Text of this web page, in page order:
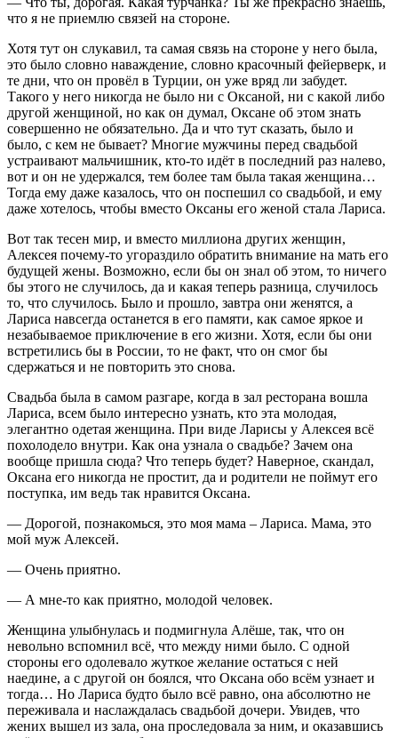
что я не приемлю связей на стороне.
Хотя тут он слукавил, та самая связь на стороне у него была,
это было словно наваждение, словно красочный фейерверк, и
те дни, что он провёл в Турции, он уже вряд ли забудет.
Такого у него никогда не было ни с Оксаной, ни с какой либо
другой женщиной, но как он думал, Оксане об этом знать
совершенно не обязательно. Да и что тут сказать, было и
было, с кем не бывает? Многие мужчины перед свадьбой
устраивают мальчишник, кто-то идёт в последний раз налево,
вот и он не удержался, тем более там была такая женщина…
Тогда ему даже казалось, что он поспешил со свадьбой, и ему
даже хотелось, чтобы вместо Оксаны его женой стала Лариса.
Вот так тесен мир, и вместо миллиона других женщин,
Алексея почему-то угораздило обратить внимание на мать его
будущей жены. Возможно, если бы он знал об этом, то ничего
бы этого не случилось, да и какая теперь разница, случилось
то, что случилось. Было и прошло, завтра они женятся, а
Лариса навсегда останется в его памяти, как самое яркое и
незабываемое приключение в его жизни. Хотя, если бы они
встретились бы в России, то не факт, что он смог бы
сдержаться и не повторить это снова.
Свадьба была в самом разгаре, когда в зал ресторана вошла
Лариса, всем было интересно узнать, кто эта молодая,
элегантно одетая женщина. При виде Ларисы у Алексея всё
похолодело внутри. Как она узнала о свадьбе? Зачем она
вообще пришла сюда? Что теперь будет? Наверное, скандал,
Оксана его никогда не простит, да и родители не поймут его
поступка, им ведь так нравится Оксана.
— Дорогой, познакомься, это моя мама – Лариса. Мама, это
мой муж Алексей.
— Очень приятно.
— А мне-то как приятно, молодой человек.
Женщина улыбнулась и подмигнула Алёше, так, что он
невольно вспомнил всё, что между ними было. С одной
стороны его одолевало жуткое желание остаться с ней
наедине, а с другой он боялся, что Оксана обо всём узнает и
тогда… Но Лариса будто было всё равно, она абсолютно не
переживала и наслаждалась свадьбой дочери. Увидев, что
жених вышел из зала, она проследовала за ним, и оказавшись